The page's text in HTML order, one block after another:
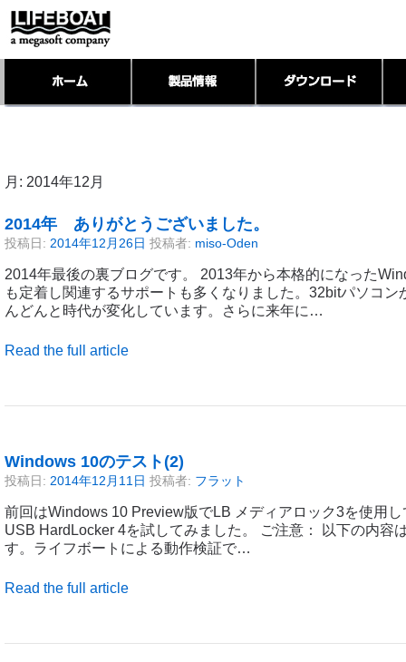
月: 2014年12月
2014年 ありがとうございました。
投稿日: 2014年12月26日 投稿者: miso-Oden
2014年最後の裏ブログです。 2013年から本格的になった
も定着し関連するサポートも多くなりました。32bitパソコン
んどんと時代が変化しています。さらに来年に…
Read the full article
Windows 10のテスト(2)
投稿日: 2014年12月11日 投稿者: フラット
前回はWindows 10 Preview版でLB メディアロック3を使用
USB HardLocker 4を試してみました。 ご注意： 以下の内容
す。ライフボートによる動作検証で…
Read the full article